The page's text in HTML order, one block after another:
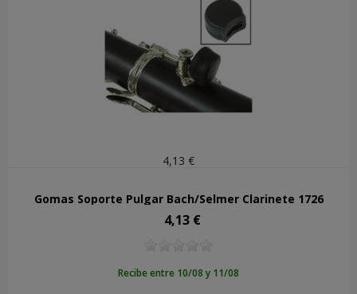
4,13 €
Gomas Soporte Pulgar Bach/Selmer Clarinete 1726
Precio
4,13 €
Recibe entre 10/08 y 11/08